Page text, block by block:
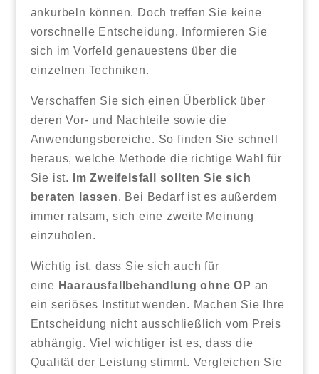
ankurbeln können. Doch treffen Sie keine
vorschnelle Entscheidung. Informieren Sie
sich im Vorfeld genauestens über die
einzelnen Techniken.
Verschaffen Sie sich einen Überblick über
deren Vor- und Nachteile sowie die
Anwendungsbereiche. So finden Sie schnell
heraus, welche Methode die richtige Wahl für
Sie ist.
Im Zweifelsfall sollten Sie sich
beraten lassen. Bei Bedarf ist es außerdem
immer ratsam, sich eine zweite Meinung
einzuholen.
Wichtig ist, dass Sie sich auch für
eine Haarausfallbehandlung ohne OP an
ein seriöses Institut wenden. Machen Sie Ihre
Entscheidung nicht ausschließlich vom Preis
abhängig. Viel wichtiger ist es, dass die
Qualität der Leistung stimmt. Vergleichen Sie